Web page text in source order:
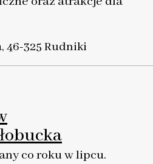
46-325 Rudniki
co roku w lipcu.